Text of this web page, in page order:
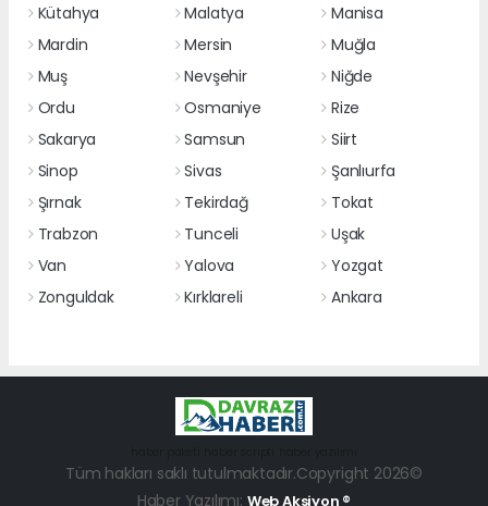
Kütahya
Malatya
Manisa
Mardin
Mersin
Muğla
Muş
Nevşehir
Niğde
Ordu
Osmaniye
Rize
Sakarya
Samsun
Siirt
Sinop
Sivas
Şanlıurfa
Şırnak
Tekirdağ
Tokat
Trabzon
Tunceli
Uşak
Van
Yalova
Yozgat
Zonguldak
Kırklareli Ankara
Tüm hakları saklı tutulmaktadır.Copyright 2026©
Haber Yazılımı: Web Aksiyon ®